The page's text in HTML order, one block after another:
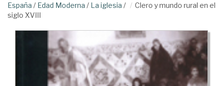
España / Edad Moderna / La iglesia /
Clero y mundo rural en el
siglo XVIII